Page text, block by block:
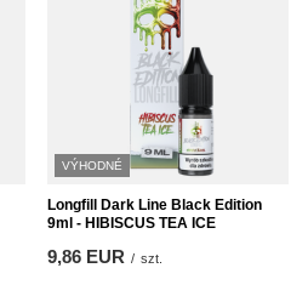
VÝHODNÉ
Longfill Dark Line Black Edition
9ml - HIBISCUS TEA ICE
9,86 EUR / szt.